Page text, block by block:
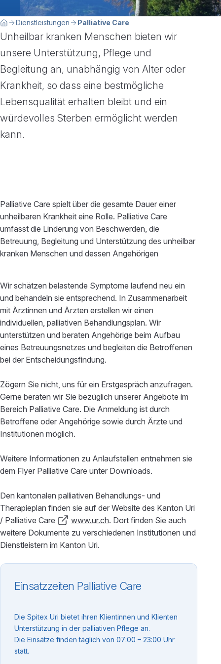
Breadcrumbnavigation
Sie befinden sich hier:
HomeDienstleistungen Palliative Care
Unheilbar kranken Menschen bieten wir
unsere Unterstützung, Pflege und
Begleitung an, unabhängig von Alter oder
Krankheit, so dass eine bestmögliche
Lebensqualität erhalten bleibt und ein
würdevolles Sterben ermöglicht werden
kann.
Palliative Care spielt über die gesamte Dauer einer
unheilbaren Krankheit eine Rolle. Palliative Care
umfasst die Linderung von Beschwerden, die
Betreuung, Begleitung und Unterstützung des unheilbar
kranken Menschen und dessen Angehörigen
Wir schätzen belastende Symptome laufend neu ein
und behandeln sie entsprechend. In Zusammenarbeit
mit Ärztinnen und Ärzten erstellen wir einen
individuellen, palliativen Behandlungsplan. Wir
unterstützen und beraten Angehörige beim Aufbau
eines Betreuungsnetzes und begleiten die Betroffenen
bei der Entscheidungsfindung.
Zögern Sie nicht, uns für ein Erstgespräch anzufragen.
Gerne beraten wir Sie bezüglich unserer Angebote im
Bereich Palliative Care. Die Anmeldung ist durch
Betroffene oder Angehörige sowie durch Ärzte und
Institutionen möglich.
Weitere Informationen zu Anlaufstellen entnehmen sie
dem Flyer Palliative Care unter Downloads.
Den kantonalen palliativen Behandlungs- und
Therapieplan finden sie auf der Website des Kanton Uri
/ Palliative Care
www.ur.ch. Dort finden Sie auch
weitere Dokumente zu verschiedenen Institutionen und
Dienstleistern im Kanton Uri.
Einsatzzeiten Palliative Care
Die Spitex Uri bietet ihren Klientinnen und Klienten
Unterstützung in der palliativen Pflege an.
Die Einsätze finden täglich von 07:00 – 23:00 Uhr
statt.